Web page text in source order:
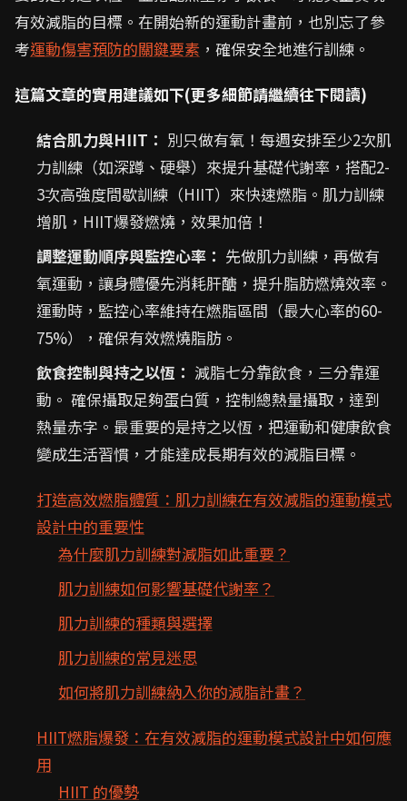
有效減脂的目標。在開始新的運動計畫前，也別忘了參
考運動傷害預防的關鍵要素 ，確保安全地進行訓練。
這篇文章的實用建議如下(更多細節請繼續往下閱讀)
結合肌力與HIIT： 別只做有氧！每週安排至少2次肌
力訓練（如深蹲、硬舉）來提升基礎代謝率，搭配2-
3次高強度間歇訓練（HIIT）來快速燃脂。肌力訓練
增肌，HIIT爆發燃燒，效果加倍！
調整運動順序與監控心率： 先做肌力訓練，再做有
氧運動，讓身體優先消耗肝醣，提升脂肪燃燒效率。
運動時，監控心率維持在燃脂區間（最大心率的60-
75%），確保有效燃燒脂肪。
飲食控制與持之以恆： 減脂七分靠飲食，三分靠運
動。 確保攝取足夠蛋白質，控制總熱量攝取，達到
熱量赤字。最重要的是持之以恆，把運動和健康飲食
變成生活習慣，才能達成長期有效的減脂目標。
打造高效燃脂體質：肌力訓練在有效減脂的運動模式
設計中的重要性
為什麼肌力訓練對減脂如此重要？
肌力訓練如何影響基礎代謝率？
肌力訓練的種類與選擇
肌力訓練的常見迷思
如何將肌力訓練納入你的減脂計畫？
HIIT燃脂爆發：在有效減脂的運動模式設計中如何應
用
HIIT 的優勢